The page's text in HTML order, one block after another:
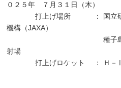
０２５年 ７月３１日（木）
打上げ場所 ： 国立研究開
機構（JAXA）
種子島宇宙センタ
射場
打上げロケット ： Ｈ－ⅡＡ